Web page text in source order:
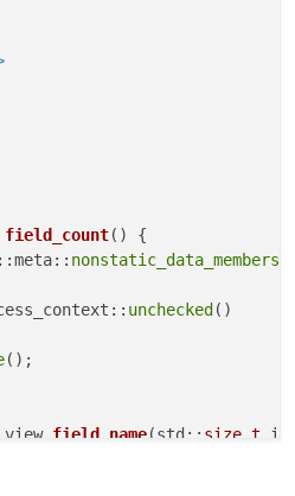
field_count()
{
unchecked ()
();
field_name(std:: size_t